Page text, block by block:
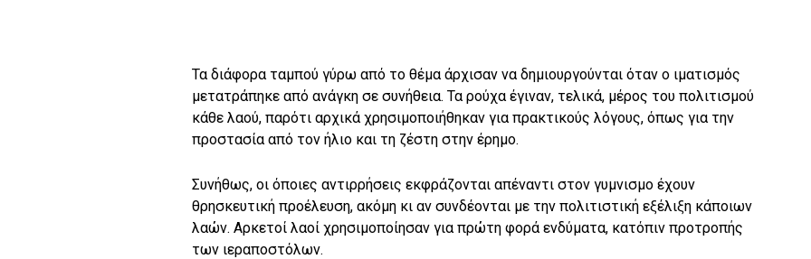
Τα διάφορα ταμπού γύρω από το θέμα άρχισαν να δημιουργούνται όταν ο ιματισμός
μετατράπηκε από ανάγκη σε συνήθεια. Τα ρούχα έγιναν, τελικά, μέρος του πολιτισμού
κάθε λαού, παρότι αρχικά χρησιμοποιήθηκαν για πρακτικούς λόγους, όπως για την
προστασία από τον ήλιο και τη ζέστη στην έρημο.
Συνήθως, οι όποιες αντιρρήσεις εκφράζονται απέναντι στον γυμνισμo έχουν
θρησκευτική προέλευση, ακόμη κι αν συνδέονται με την πολιτιστική εξέλιξη κάποιων
λαών. Αρκετοί λαοί χρησιμοποίησαν για πρώτη φορά ενδύματα, κατόπιν προτροπής
των ιεραποστόλων.